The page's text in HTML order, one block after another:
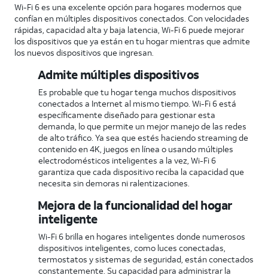
Wi-Fi 6 es una excelente opción para hogares modernos que
confían en múltiples dispositivos conectados. Con velocidades
rápidas, capacidad alta y baja latencia, Wi-Fi 6 puede mejorar
los dispositivos que ya están en tu hogar mientras que admite
los nuevos dispositivos que ingresan.
Admite múltiples dispositivos
Es probable que tu hogar tenga muchos dispositivos
conectados a Internet al mismo tiempo. Wi-Fi 6 está
específicamente diseñado para gestionar esta
demanda, lo que permite un mejor manejo de las redes
de alto tráfico. Ya sea que estés haciendo streaming de
contenido en 4K, juegos en línea o usando múltiples
electrodomésticos inteligentes a la vez, Wi-Fi 6
garantiza que cada dispositivo reciba la capacidad que
necesita sin demoras ni ralentizaciones.
Mejora de la funcionalidad del hogar
inteligente
Wi-Fi 6 brilla en hogares inteligentes donde numerosos
dispositivos inteligentes, como luces conectadas,
termostatos y sistemas de seguridad, están conectados
constantemente. Su capacidad para administrar la